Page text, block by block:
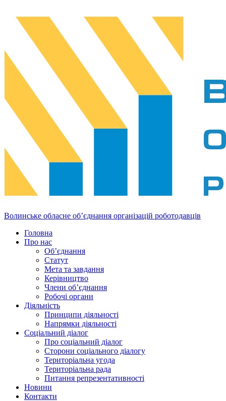
Волинське обласне об’єднання організацій роботодавців
Головна
Про нас
Об’єднання
Статут
Мета та завдання
Керівництво
Члени об’єднання
Робочі органи
Діяльність
Принципи діяльності
Напрямки діяльності
Соціальний діалог
Про соціальний діалог
Сторони соціального діалогу
Територіальна угода
Територіальна рада
Питання репрезентативності
Новини
Контакти